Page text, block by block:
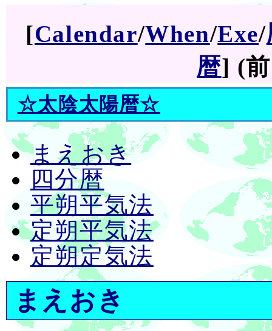
[Calendar/When/Exe/
暦] (
☆太陰太陽暦☆
まえおき
四分暦
平朔平気法
定朔平気法
定朔定気法
まえおき